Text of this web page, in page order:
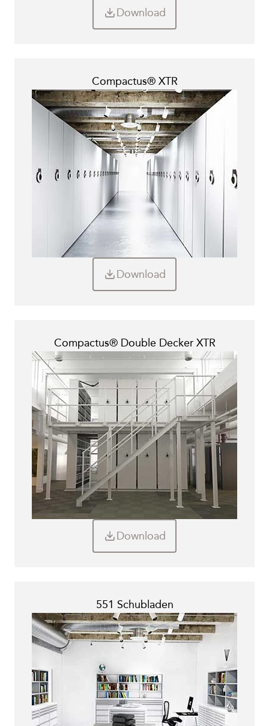
Download
Compactus® XTR
Download
Compactus® Double Decker XTR
Download
551 Schubladen